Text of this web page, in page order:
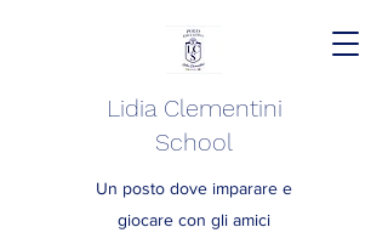
Lidia Clementini
School
Un posto dove imparare e
giocare con gli amici